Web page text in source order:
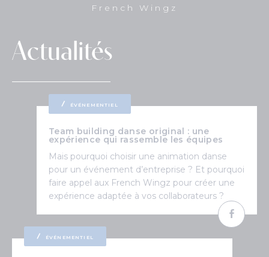
French Wingz
Actualités
ÉVÉNEMENTIEL
Team building danse original : une
expérience qui rassemble les équipes
Mais pourquoi choisir une animation danse
pour un événement d’entreprise ? Et pourquoi
faire appel aux French Wingz pour créer une
expérience adaptée à vos collaborateurs ?
ÉVÉNEMENTIEL